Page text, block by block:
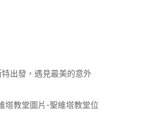
出發，遇見最美的意外
塔教堂圖片-聖維塔教堂位